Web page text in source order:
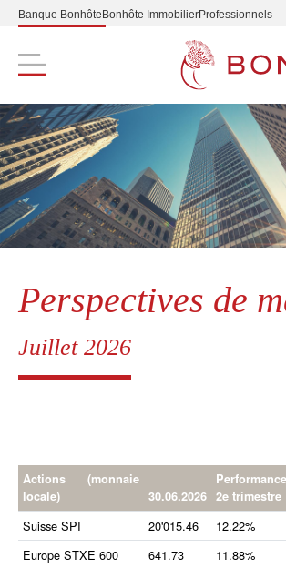
Banque Bonhôte Bonhôte ImmobilierProfessionnels
Navigation
Perspectives de
Juillet 2026
Actions (monnaie
locale)
30.06.2026
Performance
2e trimestre
Suisse SPI 20'015.46 12.22%
Europe STXE 600
641.73 11.88%